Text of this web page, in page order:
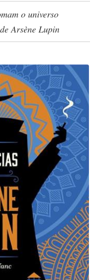
o universo
Arsène Lupin